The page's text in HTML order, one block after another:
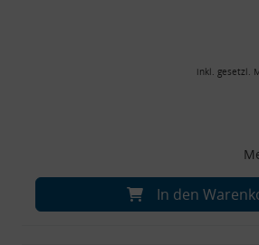
inkl. gesetzl.
In den